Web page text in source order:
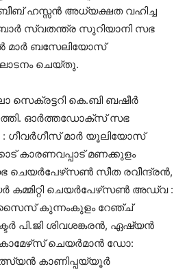
ഹസ്സന്‍ അധ്യക്ഷത വഹിച്ച
സ്വതന്ത്ര സുറിയാനി സഭ
മാര്‍ ബസേലിയോസ്
ചെയ്തു.
കെ.ബി ബഷീര്‍
ഓര്‍ത്തഡോക്‌സ് സഭ
ഗീവര്‍ഗീസ് മാര്‍ യൂലിയോസ്
കാരണവപ്പാട് മണക്കുളം
ചെയര്‍പേഴ്‌സണ്‍ സീത രവീന്ദ്രന്‍,
ചെയര്‍പേഴ്‌സണ്‍ അഡ്വ :
കുന്നംകുളം റേഞ്ച്
പി.ജി ശിവശങ്കരന്‍, ഏഷ്യന്‍
ചെയര്‍മാന്‍ ഡോ:
കാണിപ്പയ്യൂര്‍